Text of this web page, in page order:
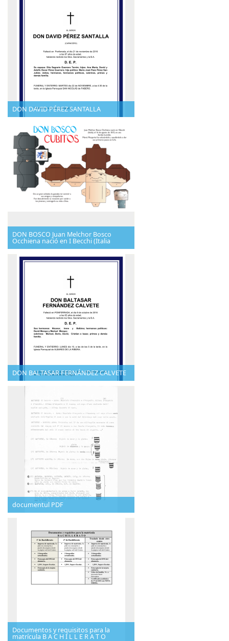
DON DAVID PÉREZ SANTALLA
DON BOSCO Juan Melchor Bosco
Occhiena nació en I Becchi (Italia
DON BALTASAR FERNÁNDEZ CALVETE
documentul PDF
Documentos y requisitos para la
matrícula B A C H I L L E R A T O